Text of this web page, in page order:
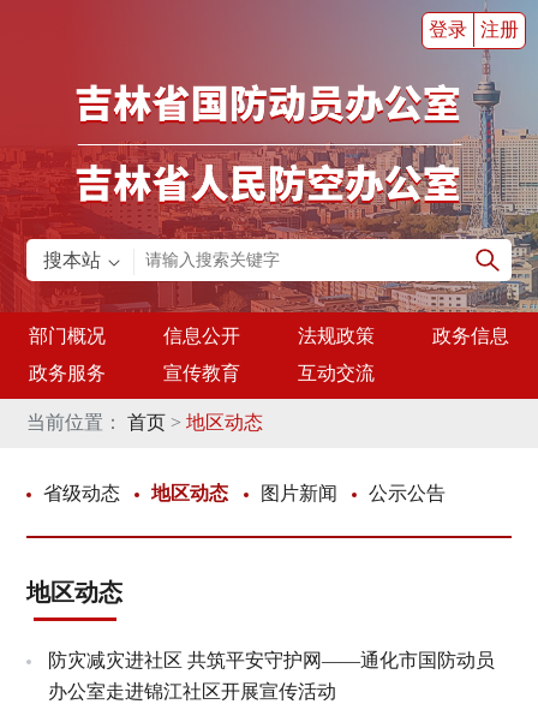
登录 注册
搜本站
部门概况 信息公开 法规政策
政务信息
政务服务
宣传教育 互动交流
当前位置：首页 >地区动态
省级动态 地区动态 图片新闻 公示公告
地区动态
防灾减灾进社区 共筑平安守护网——通化市国防动员
办公室走进锦江社区开展宣传活动